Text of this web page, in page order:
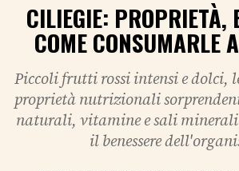
CILIEGIE: PROPRIETÀ,
COME CONSUMARLE
Piccoli frutti rossi intensi e dolci,
proprietà nutrizionali
naturali, vitamine e sali minerali
il benessere